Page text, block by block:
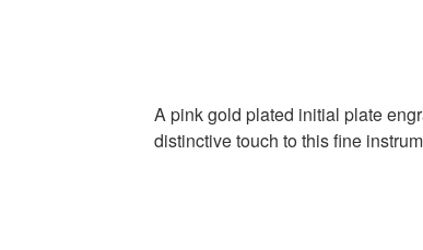
A pink gold plated initial plate
distinctive touch to this fine